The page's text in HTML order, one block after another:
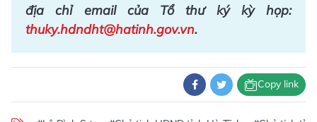
địa chỉ email của Tổ thư ký kỳ họp:
thuky.hdndht@hatinh.gov.vn.
Copy link